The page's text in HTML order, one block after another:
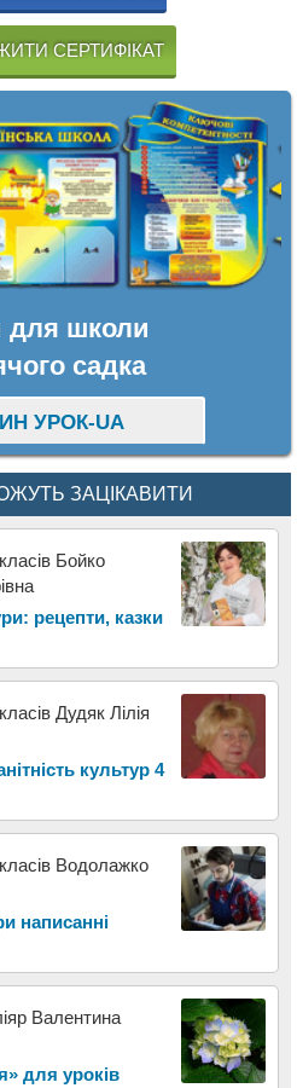
СЕРТИФІКАТ
для школи
садка
УРОК-UA
ЗАЦІКАВИТИ
Бойко
рецепти, казки
Дудяк Лілія
культур 4
Водолажко
написанні
Валентина
для уроків